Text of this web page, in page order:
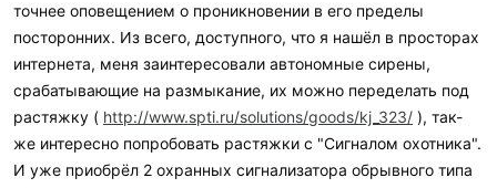
точнее оповещением о проникновении в его пределы
посторонних. Из всего, доступного, что я нашёл в просторах
интернета, меня заинтересовали автономные сирены,
срабатывающие на размыкание, их можно переделать под
растяжку ( http://www.spti.ru/solutions/goods/kj_323/ ), так-
же интересно попробовать растяжки с "Сигналом охотника".
И уже приобрёл 2 охранных сигнализатора обрывного типа